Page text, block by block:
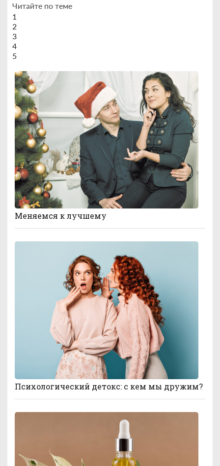
Читайте по теме
1
2
3
4
5
Меняемся к лучшему
Психологический детокс: с кем мы дружим?